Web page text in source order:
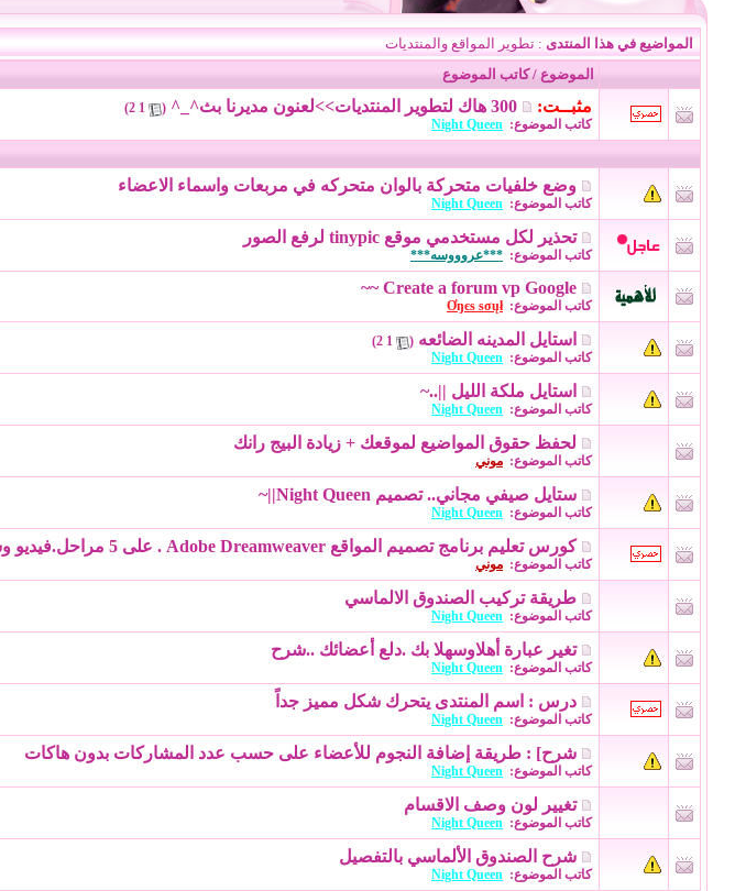
المواضيع في هذا المنتدى : تطوير المواقع والمنتديات
الموضوع /كاتب الموضوع
مثبــت: 300 هاك لتطوير المنتديات>>لعنون مديرنا بث^_^ (
1
2
)
كاتب الموضوع: Night Queen
وضع خلفيات متحركة بالوان متحركه في مربعات واسماء الاعضاء
كاتب الموضوع: Night Queen
تحذير لكل مستخدمي موقع tinypic لرفع الصور
كاتب الموضوع: ***عروووسه***
Create a forum vp Google ~~
كاتب الموضوع:Ơŋєѕ ѕσųł
استايل المدينه الضائعه (
1
2
)
كاتب الموضوع: Night Queen
استايل ملكة الليل ||..~
كاتب الموضوع: Night Queen
لحفظ حقوق المواضيع لموقعك + زيادة البيج رانك
كاتب الموضوع: موني
ستايل صيفي مجاني.. تصميم Night Queen||~
كاتب الموضوع: Night Queen
كورس تعليم برنامج تصميم المواقع Adobe Dreamweaver . على 5 مراحل.فيديو وشرح عربي رائع
كاتب الموضوع: موني
طريقة تركيب الصندوق الالماسي
كاتب الموضوع: Night Queen
تغير عبارة أهلاوسهلا بك .دلع أعضائك ..شرح
كاتب الموضوع: Night Queen
درس : اسم المنتدى يتحرك شكل مميز جداً
كاتب الموضوع: Night Queen
شرح] : طريقة إضافة النجوم للأعضاء على حسب عدد المشاركات بدون هاكات
كاتب الموضوع: Night Queen
تغيير لون وصف الاقسام
كاتب الموضوع: Night Queen
شرح الصندوق الألماسي بالتفصيل
كاتب الموضوع: Night Queen